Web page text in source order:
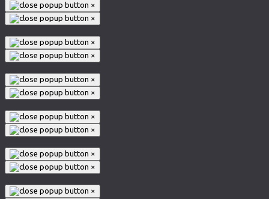
×
×
×
×
×
×
×
×
×
×
×